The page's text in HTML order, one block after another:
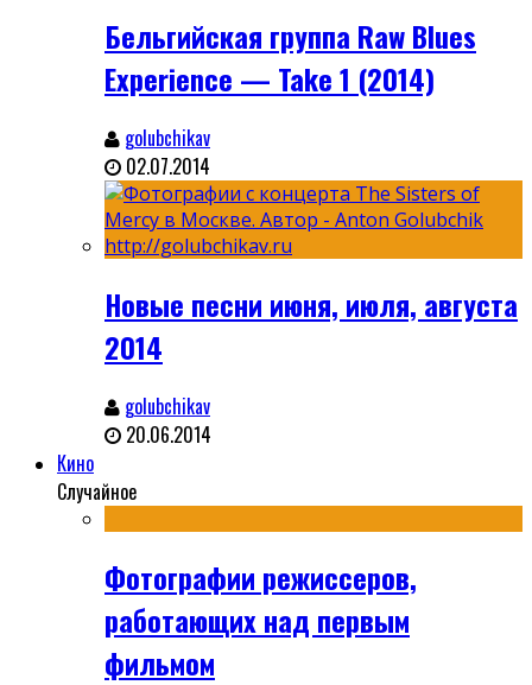
Бельгийская группа Raw Blues
Experience — Take 1 (2014)
golubchikav
02.07.2014
Новые песни июня, июля, августа
2014
golubchikav
20.06.2014
Кино
Случайное
Фотографии режиссеров,
работающих над первым
фильмом